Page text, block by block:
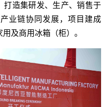
打造集研发、生产、销售于
业链协同发展，项目建成
及商用冰箱（柜）。